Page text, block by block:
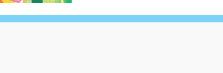
Ищем коды 3 комикса